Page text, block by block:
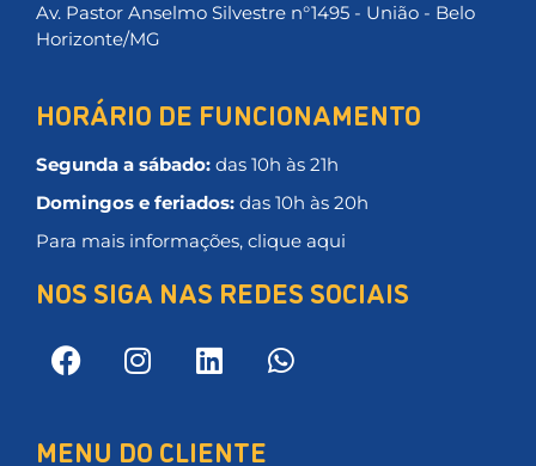
Av. Pastor Anselmo Silvestre n°1495 - União - Belo
Horizonte/MG
HORÁRIO DE FUNCIONAMENTO
Segunda a sábado: das 10h às 21h
Domingos e feriados: das 10h às 20h
Para mais informações, clique aqui
NOS SIGA NAS REDES SOCIAIS
MENU DO CLIENTE